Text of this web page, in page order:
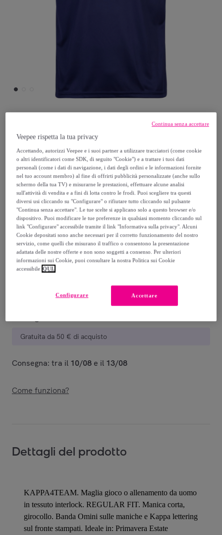
Kappa - Maglie gioco Bambino Blu -
Kappa4Football Castolo
15,99 €
20,00 €
-20 %
Venduto daKappa
Consegna
Gratuita da 50 € di acquisto
Consegna: tra il 10/08 e il 13/08
Come funziona?
Dettagli del prodotto
KAPPA4TEAM. Maglia gioco o allenamento da uomo
in tessuto interlock. REGULAR FIT. Manica corta,
girocollo. Banda Omini sulle maniche e Kappa lettering
sul fronte stampati. Ideale in: Primavera Estate
Veepee rispetta la tua privacy
Accettando, autorizzi Veepee e i suoi partner a utilizzare tracciatori (come cookie
o altri identificatori come SDK, di seguito "Cookie") e a trattare i tuoi dati
personali (come i dati di navigazione, i dati degli ordini e le informazioni fornite
nel tuo account membro) al fine di offrirti pubblicità personalizzate (anche sullo
schermo della tua TV) e misurarne le prestazioni, effettuare alcune analisi
sull'attività di vendita e a fini di lotta contro le frodi. Puoi scegliere tra questi
diversi usi cliccando su "Configurare" o rifiutare tutto cliccando sul pulsante
"Continua senza accettare". Le tue scelte si applicano solo a questo browser e/o
dispositivo. Puoi modificare le tue preferenze in qualsiasi momento cliccando sul
link "Configurare" accessibile tramite il link "Informativa sulla privacy". Alcuni
Cookie depositati sono anche necessari per il corretto funzionamento del nostro
servizio, come quelli che misurano il traffico o consentono la presentazione
adattata delle nostre offerte e non sono soggetti a consenso. Per ulteriori
informazioni sui Cookie, puoi consultare la nostra Politica sui Cookie
accessibile QUI.
Accettare
Configurare
Continua senza accettare